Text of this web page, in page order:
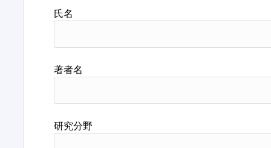
氏名
著者名
研究分野